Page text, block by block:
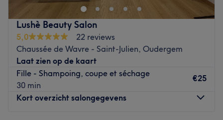
offrent le meilleur pour votre corps et vos cheveux. Envie
d'une nouvelle coupe, d'une couleur pétillante ou d'un
brushing sophistiqué ? L'équipe d'experts est là pour vous
conseiller et vous sublimer ! Venez vous ressourcer dans la
partie consacrée au bien-être et à la beauté avec Diana,
et profitez de soins du corps, du visage, des mains et des
pieds.
Lushè Beauty Salon
5,0
22 reviews
Chaussée de Wavre - Saint-Julien, Oudergem
Laat zien op de kaart
Fille - Shampoing, coupe et séchage
30 min
€25
Kort overzicht salongegevens